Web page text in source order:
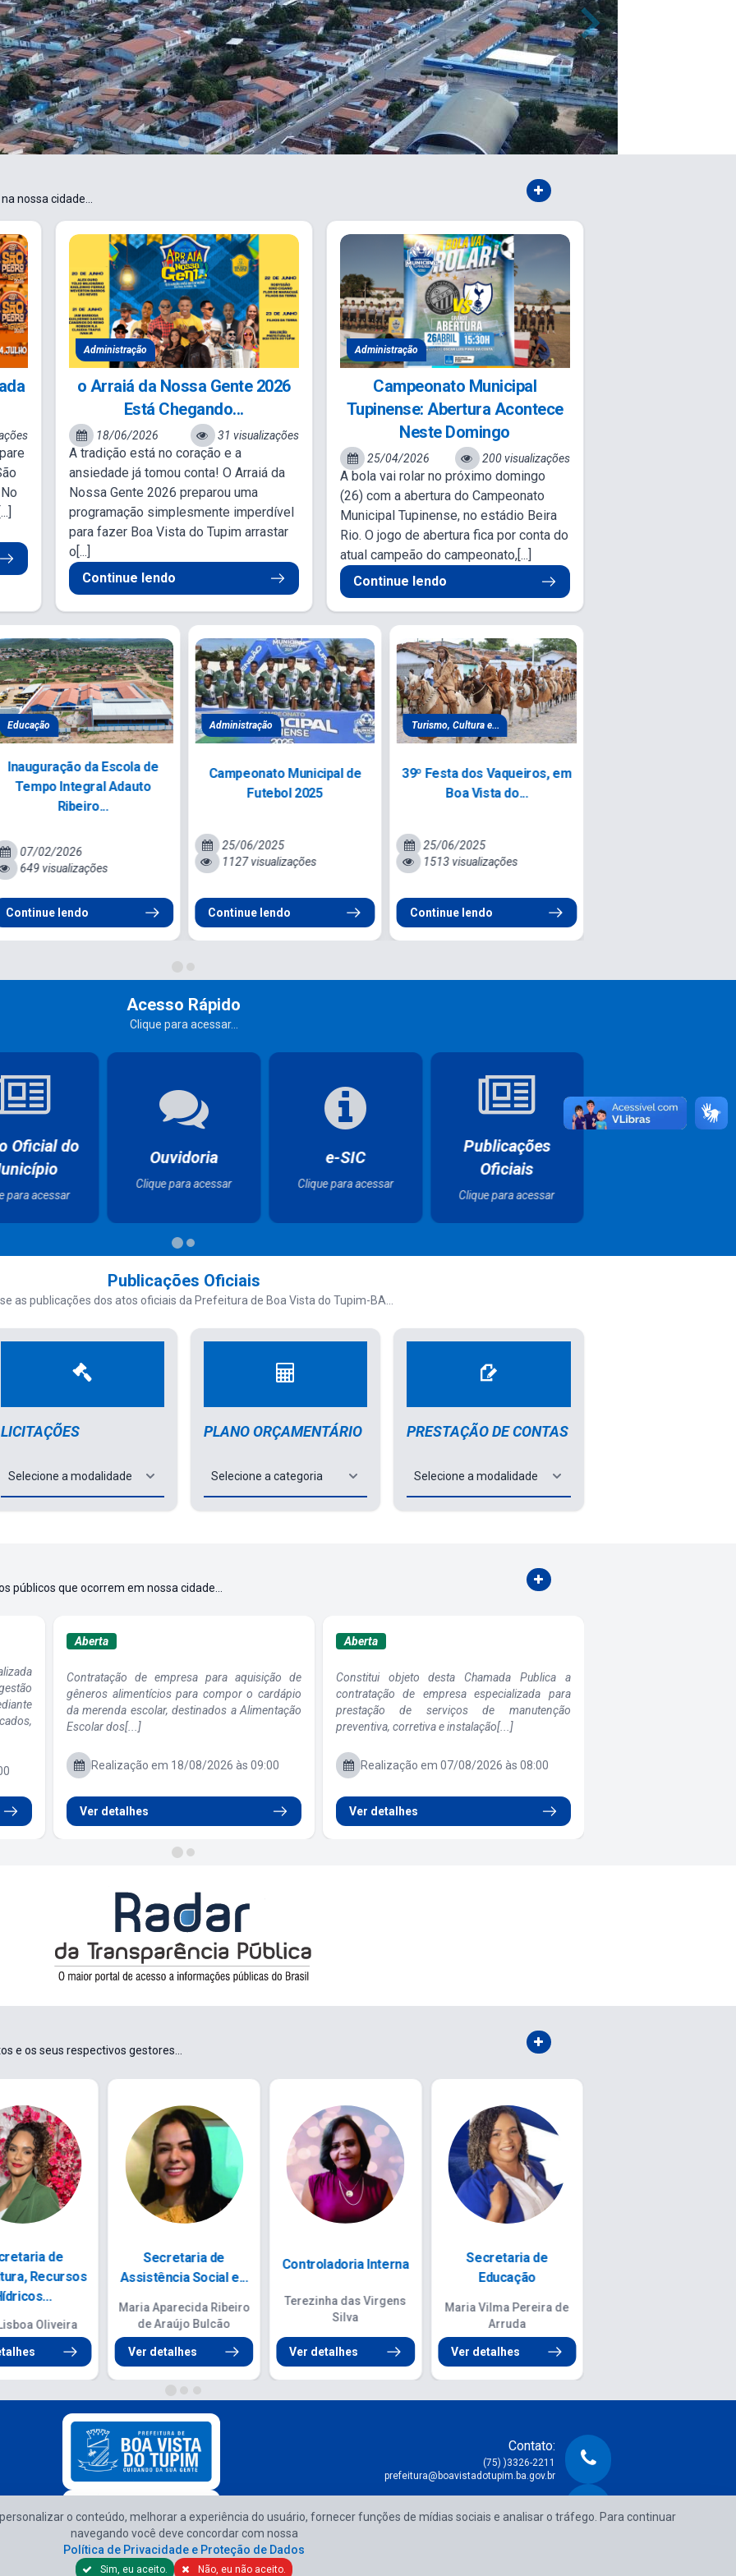
nossa cidade...
Administração
o Arraiá da Nossa Gente 2026
Está Chegando...
18/06/2026 31 visualizações
A tradição está no coração e a
ansiedade já tomou conta! O Arraiá da
Nossa Gente 2026 preparou uma
programação simplesmente imperdível
para fazer Boa Vista do Tupim arrastar
o[...]
Continue lendo
Administração
Campeonato Municipal
Tupinense: Abertura Acontece
Neste Domingo
25/04/2026 200 visualizações
A bola vai rolar no próximo domingo
(26) com a abertura do Campeonato
Municipal Tupinense, no estádio Beira
Rio. O jogo de abertura fica por conta do
atual campeão do campeonato,[...]
Continue lendo
do Tupim-BA
Educação
Capacitação para Cuidadores
de Crianças Com
Necessidades Especiais....
25/06/2025
886 visualizações
Continue lendo
Assistência Social e...
Curso de Mimos Infantis,
Bichinhos e Flores Artificiais...
25/06/2025
913 visualizações
Continue lendo
Assistência Social e...
Forró do Idoso: Diversão da
Melhor Idade
25/06/2025
900 visualizações
Continue lendo
Acesso Rápido
Clique para acessar...
para acessar
Serviços da
Saúde
Educação
Serviços Online
Publicações Oficiais
as publicações dos atos oficiais da Prefeitura de Boa Vista do Tupim-BA...
uma Legislação
LICITAÇÕES Selecione a modalidade de uma Licitação
PLANO ORÇAMENTÁRIOSelecione a categoria de uma Conta Pública
PRESTAÇÃO DE CONTASSelecione a Modalidade um Concurso
públicos que ocorrem em nossa cidade...
Aberta
Contratação de empresa para aquisição de
gêneros alimentícios para compor o cardápio
da merenda escolar, destinados a Alimentação
Escolar dos[...]
Realização em 18/08/2026 às 09:00
Ver detalhes
Aberta
Constitui objeto desta Chamada Publica a
contratação de empresa especializada para
prestação de serviços de manutenção
preventiva, corretiva e instalação[...]
Realização em 07/08/2026 às 08:00
Ver detalhes
e os seus respectivos gestores...
de
Azevedo Brito
Secretaria de Ordem
Pública
Alexsandro Santos Silva
Barreto
Ver detalhes
Ouvidoria
Marcio Santos da
Conceição
Ver detalhes
Secretaria de
Planejamento e
Aline de Arruda Sousa
Ver detalhes
Contato:
(75) )3326-2211
prefeitura@boavistadotupim.ba.gov.br
Atendimento de Segunda à Sexta das 08:00h às 14:00h
o conteúdo, melhorar a experiência do usuário, fornecer funções de mídias sociais e analisar o tráfego. Para continuar
navegando você deve concordar com nossa
Política de Privacidade e Proteção de Dados
Sim, eu aceito. Não, eu não aceito.